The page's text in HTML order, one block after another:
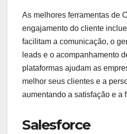
As melhores ferramentas de
engajamento do cliente
facilitam a comunicação, o
leads e o acompanhamento
plataformas ajudam as
melhor seus clientes e a
aumentando a satisfação e a
Salesforce